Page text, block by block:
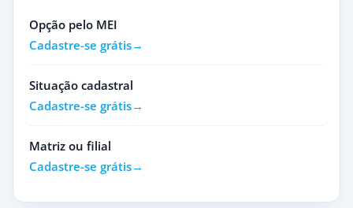
Opção pelo MEI
Cadastre-se grátis
Situação cadastral
Cadastre-se grátis
Matriz ou filial
Cadastre-se grátis